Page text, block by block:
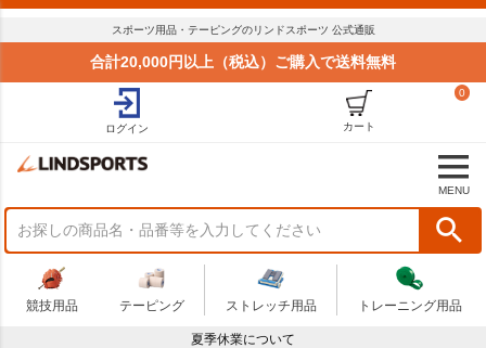
スポーツ用品・テーピングのリンドスポーツ 公式通販
合計20,000円以上（税込）ご購入で送料無料
ログイン
0
カート
MENU
競技用品 テーピング ストレッチ用品 トレーニング用品
夏季休業について